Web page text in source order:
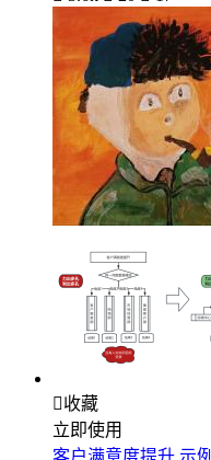
收藏
立即使用
客户满意度提升 示例